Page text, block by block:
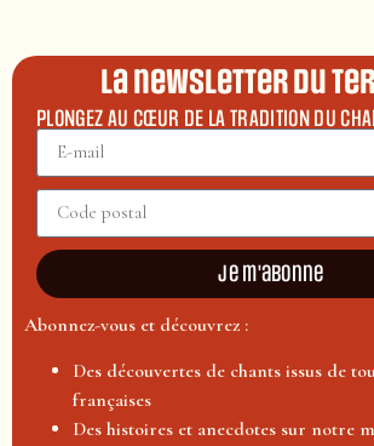
La newsletter du
PLONGEZ AU CŒUR DE LA TRADITION DU
Je m'abonne
Abonnez-vous et découvrez :
Des découvertes de chants issus de
françaises
Des histoires et anecdotes sur notre